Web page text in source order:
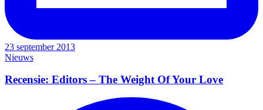
23 september 2013
Nieuws
Recensie: Editors – The Weight Of Your Love